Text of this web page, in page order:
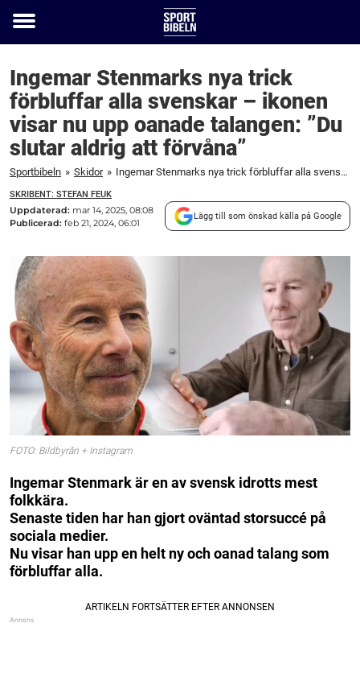
Toggle
Ingemar Stenmarks nya trick
förbluffar alla svenskar – ikonen
visar nu upp oanade talangen: ”Du
slutar aldrig att förvåna”
Sportbibeln » Skidor » Ingemar Stenmarks nya trick förbluffar alla svenskar – ikonen visar nu upp oanade talangen: "Du slutar aldrig att förvåna"
SKRIBENT: STEFAN FEUK
Uppdaterad: mar 14, 2025, 08:08
Publicerad: feb 21, 2024, 06:01
Lägg till som önskad källa på Google
FOTO: Bildbyrån + Instagram
Ingemar Stenmark är en av svensk idrotts mest
folkkära.
Senaste tiden har han gjort oväntad storsuccé på
sociala medier.
Nu visar han upp en helt ny och oanad talang som
förbluffar alla.